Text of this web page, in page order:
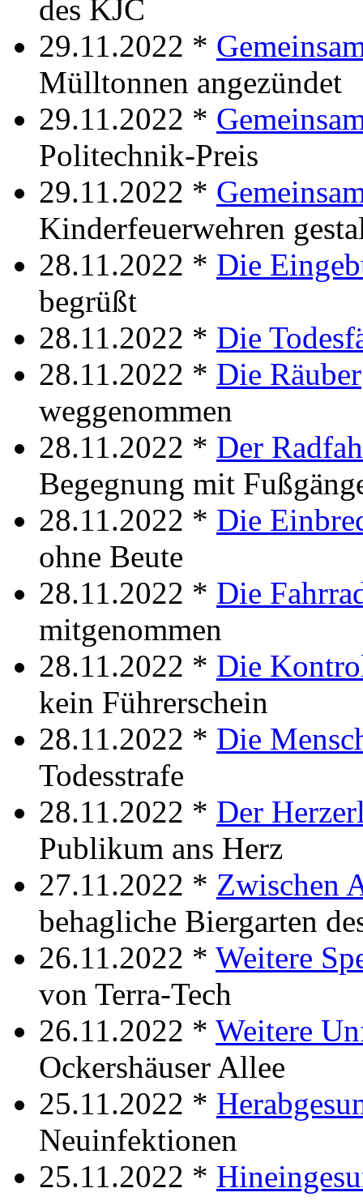
des KJC
29.11.2022 *
Mülltonnen angezündet
29.11.2022 *
Politechnik-Preis
29.11.2022 *
Kinderfeuerwehren
28.11.2022 * Die
begrüßt
28.11.2022 * Die
28.11.2022 * Die Räuber
weggenommen
28.11.2022 * Der
Begegnung mit
28.11.2022 * Die
ohne Beute
28.11.2022 * Die
mitgenommen
28.11.2022 * Die
kein Führerschein
28.11.2022 * Die
Todesstrafe
28.11.2022 * Der
Publikum ans Herz
27.11.2022 * Zwischen
behagliche Biergarten
26.11.2022 * Weitere
von Terra-Tech
26.11.2022 * Weitere
Ockershäuser Allee
25.11.2022 *
Neuinfektionen
25.11.2022 *